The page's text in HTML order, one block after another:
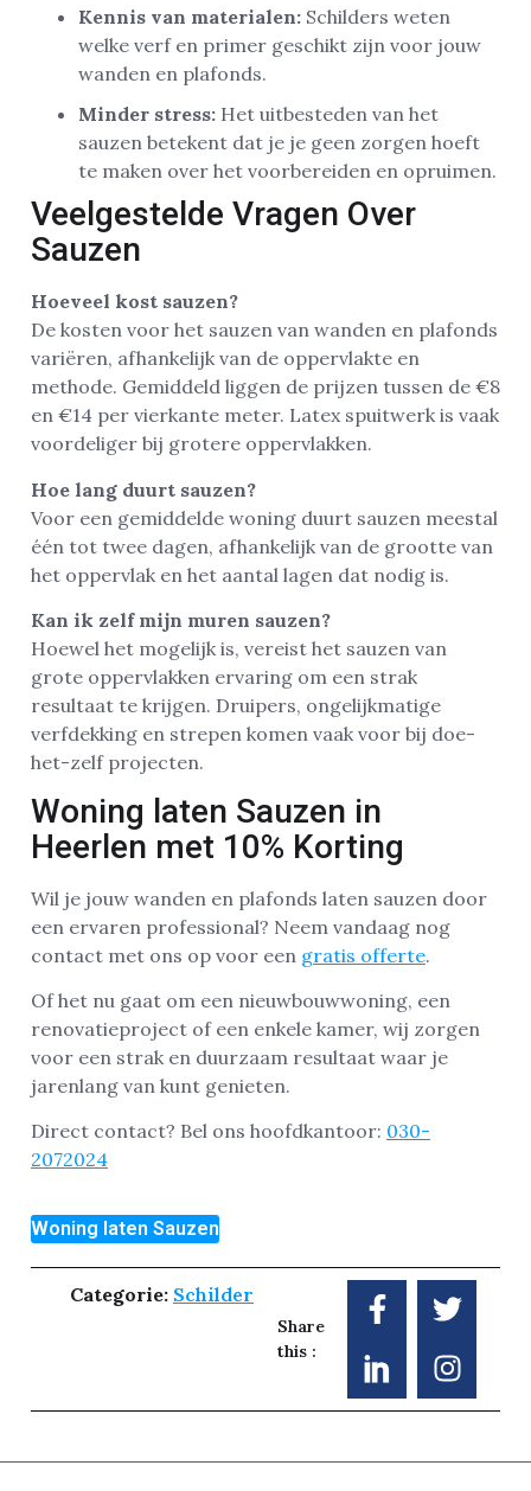
Kennis van materialen: Schilders weten
welke verf en primer geschikt zijn voor jouw
wanden en plafonds.
Minder stress: Het uitbesteden van het
sauzen betekent dat je je geen zorgen hoeft
te maken over het voorbereiden en opruimen.
Veelgestelde Vragen Over
Sauzen
Hoeveel kost sauzen?
De kosten voor het sauzen van wanden en plafonds
variëren, afhankelijk van de oppervlakte en
methode. Gemiddeld liggen de prijzen tussen de €8
en €14 per vierkante meter. Latex spuitwerk is vaak
voordeliger bij grotere oppervlakken.
Hoe lang duurt sauzen?
Voor een gemiddelde woning duurt sauzen meestal
één tot twee dagen, afhankelijk van de grootte van
het oppervlak en het aantal lagen dat nodig is.
Kan ik zelf mijn muren sauzen?
Hoewel het mogelijk is, vereist het sauzen van
grote oppervlakken ervaring om een strak
resultaat te krijgen. Druipers, ongelijkmatige
verfdekking en strepen komen vaak voor bij doe-
het-zelf projecten.
Woning laten Sauzen in
Heerlen met 10% Korting
Wil je jouw wanden en plafonds laten sauzen door
een ervaren professional? Neem vandaag nog
contact met ons op voor een gratis offerte.
Of het nu gaat om een nieuwbouwwoning, een
renovatieproject of een enkele kamer, wij zorgen
voor een strak en duurzaam resultaat waar je
jarenlang van kunt genieten.
Direct contact? Bel ons hoofdkantoor: 030-
2072024
Woning laten Sauzen
Categorie: Schilder
Share
this :